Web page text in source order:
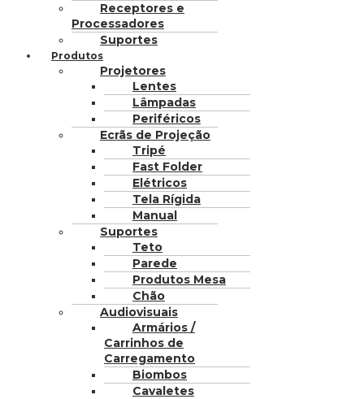
Receptores e
Processadores
Suportes
Produtos
Projetores
Lentes
Lâmpadas
Periféricos
Ecrãs de Projeção
Tripé
Fast Folder
Elétricos
Tela Rígida
Manual
Suportes
Teto
Parede
Produtos Mesa
Chão
Audiovisuais
Armários /
Carrinhos de
Carregamento
Biombos
Cavaletes